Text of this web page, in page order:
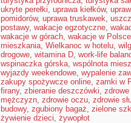
ukryte perełki, uprawa kiełków,
pomidorów, uprawa truskawek,
postawy, wakacje egzotyczne,
wakacje w górach, wakacje w Polsce
mieszkania, Wielkanoc w hotelu,
drogowe, witamina D, work-life
wspinaczka górska, wspólnota
wyjazdy weekendowe, wypalenie
zakupy spożywcze online, zamki w
firany, zbieranie deszczówki,
mężczyzn, zdrowie oczu, zdrowie
budowy, zgubiony bagaż, zielone
żywienie dzieci, żywopłot